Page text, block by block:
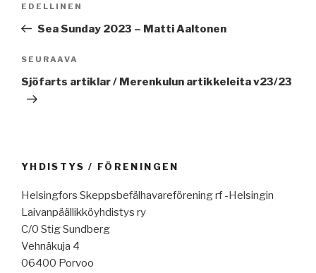
Edellinen
artikkeli
EDELLINEN
Sea Sunday 2023 – Matti Aaltonen
Seuraava
artikkeli
SEURAAVA
Sjöfarts artiklar / Merenkulun artikkeleita v23/23
YHDISTYS / FÖRENINGEN
Helsingfors Skeppsbefälhavareförening rf -Helsingin
Laivanpäällikköyhdistys ry
C/0 Stig Sundberg
Vehnäkuja 4
06400 Porvoo